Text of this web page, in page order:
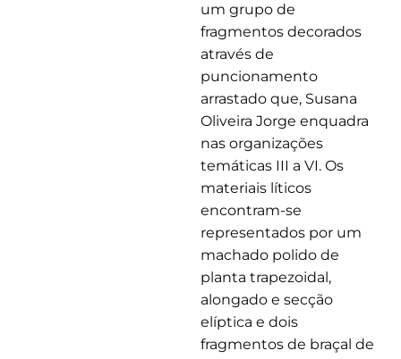
um grupo de
fragmentos decorados
através de
puncionamento
arrastado que, Susana
Oliveira Jorge enquadra
nas organizações
temáticas III a VI. Os
materiais líticos
encontram-se
representados por um
machado polido de
planta trapezoidal,
alongado e secção
elíptica e dois
fragmentos de braçal de